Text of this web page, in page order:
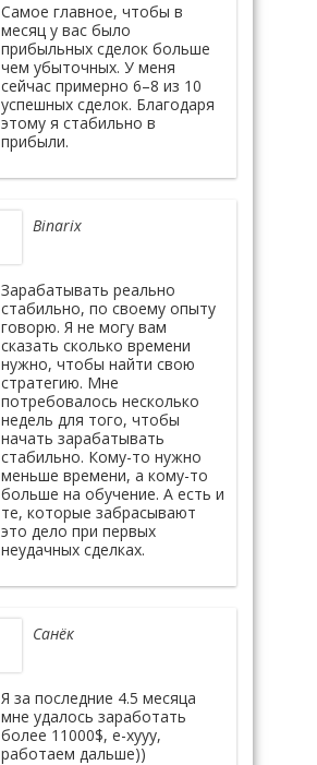
Самое главное, чтобы в
месяц у вас было
прибыльных сделок больше
чем убыточных. У меня
сейчас примерно 6–8 из 10
успешных сделок. Благодаря
этому я стабильно в
прибыли.
Binarix
Зарабатывать реально
стабильно, по своему опыту
говорю. Я не могу вам
сказать сколько времени
нужно, чтобы найти свою
стратегию. Мне
потребовалось несколько
недель для того, чтобы
начать зарабатывать
стабильно. Кому-то нужно
меньше времени, а кому-то
больше на обучение. А есть и
те, которые забрасывают
это дело при первых
неудачных сделках.
Санёк
Я за последние 4.5 месяца
мне удалось заработать
более 11000$, е-хууу,
работаем дальше))